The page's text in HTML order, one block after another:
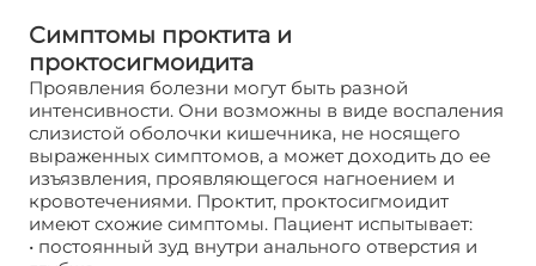
Симптомы проктита и
проктосигмоидита
Проявления болезни могут быть разной
интенсивности. Они возможны в виде воспаления
слизистой оболочки кишечника, не носящего
выраженных симптомов, а может доходить до ее
изъязвления, проявляющегося нагноением и
кровотечениями. Проктит, проктосигмоидит
имеют схожие симптомы. Пациент испытывает:
• постоянный зуд внутри анального отверстия и